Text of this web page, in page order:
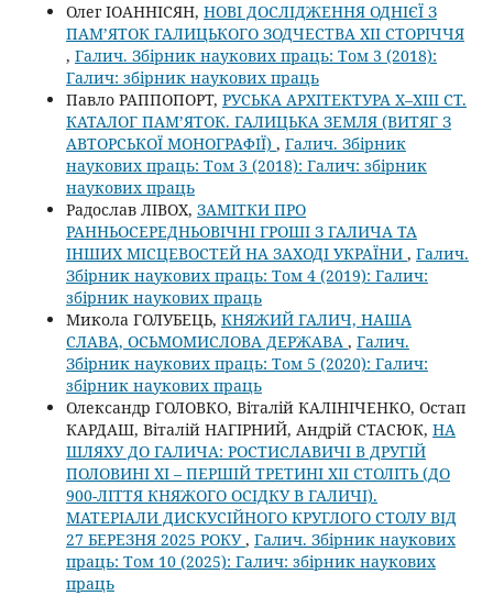
Олег ІОАННІСЯН, НОВІ ДОСЛІДЖЕННЯ ОДНІЄЇ З
ПАМ’ЯТОК ГАЛИЦЬКОГО ЗОДЧЕСТВА ХІІ СТОРІЧЧЯ
, Галич. Збірник наукових праць: Том 3 (2018):
Галич: збірник наукових праць
Павло РАППОПОРТ, РУСЬКА АРХІТЕКТУРА Х–ХІІІ СТ.
КАТАЛОГ ПАМ’ЯТОК. ГАЛИЦЬКА ЗЕМЛЯ (ВИТЯГ З
АВТОРСЬКОЇ МОНОГРАФІЇ) , Галич. Збірник
наукових праць: Том 3 (2018): Галич: збірник
наукових праць
Радослав ЛІВОХ, ЗАМІТКИ ПРО
РАННЬОСЕРЕДНЬОВІЧНІ ГРОШІ З ГАЛИЧА ТА
ІНШИХ МІСЦЕВОСТЕЙ НА ЗАХОДІ УКРАЇНИ , Галич.
Збірник наукових праць: Том 4 (2019): Галич:
збірник наукових праць
Микола ГОЛУБЕЦЬ, КНЯЖИЙ ГАЛИЧ, НАША
СЛАВА, ОСЬМОМИСЛОВА ДЕРЖАВА , Галич.
Збірник наукових праць: Том 5 (2020): Галич:
збірник наукових праць
Олександр ГОЛОВКО, Віталій КАЛІНІЧЕНКО, Остап
КАРДАШ, Віталій НАГІРНИЙ, Андрій СТАСЮК, НА
ШЛЯХУ ДО ГАЛИЧА: РОСТИСЛАВИЧІ В ДРУГІЙ
ПОЛОВИНІ ХІ – ПЕРШІЙ ТРЕТИНІ ХІІ СТОЛІТЬ (ДО
900-ЛІТТЯ КНЯЖОГО ОСІДКУ В ГАЛИЧІ).
МАТЕРІАЛИ ДИСКУСІЙНОГО КРУГЛОГО СТОЛУ ВІД
27 БЕРЕЗНЯ 2025 РОКУ, Галич. Збірник наукових
праць: Том 10 (2025): Галич: збірник наукових
праць